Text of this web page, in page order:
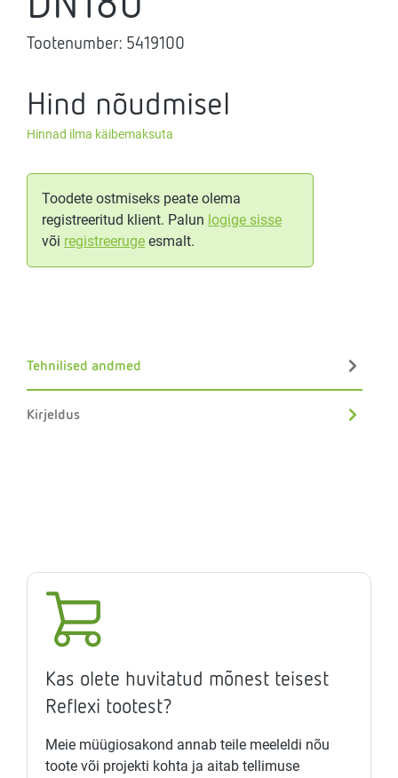
Tootenumber: 5419100
Hind nõudmisel
Hinnad ilma käibemaksuta
Toodete ostmiseks peate olema
registreeritud klient. Palun logige sisse
või registreeruge esmalt.
Tehnilised andmed
Kirjeldus
Kas olete huvitatud mõnest teisest
Reflexi tootest?
Meie müügiosakond annab teile meeleldi nõu
toote või projekti kohta ja aitab tellimuse